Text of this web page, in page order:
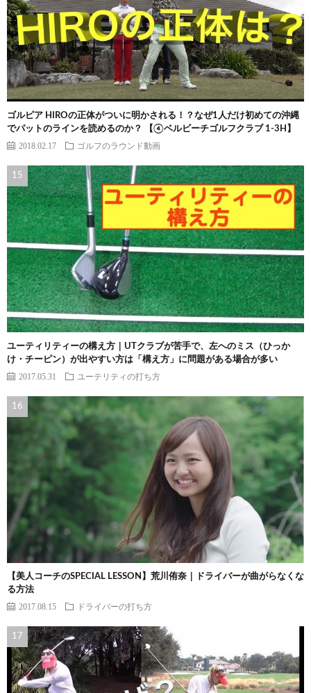
ゴルピア HIROの正体がついに明かされる！？なぜ1人だけ初めての沖縄
でパットのラインを読めるのか？ 【④ベルビーチゴルフクラブ 1-3H】
2018.02.17 ゴルフのラウンド動画
ユーティリティーの構え方｜UTクラブが苦手で、左へのミス（ひっか
け・チーピン）が出やすい方は「構え方」に問題がある場合が多い
2017.05.31 ユーテリティの打ち方
【美人コーチのSPECIAL LESSON】荒川侑奈｜ドライバーが曲がらなくな
る方法
2017.08.15 ドライバーの打ち方